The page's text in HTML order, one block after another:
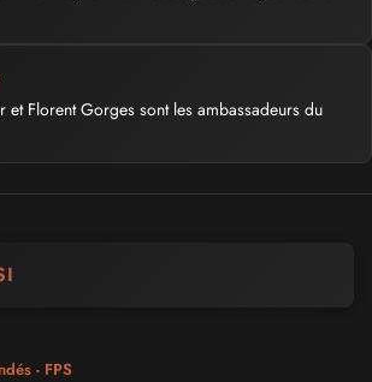
et Florent Gorges sont les ambassadeurs du
- FPS